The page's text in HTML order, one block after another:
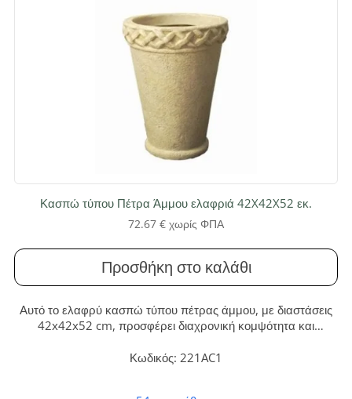
Κασπώ τύπου Πέτρα Άμμου ελαφριά 42X42X52 εκ.
72.67 € χωρίς ΦΠΑ
Προσθήκη στο καλάθι
Αυτό το ελαφρύ κασπώ τύπου πέτρας άμμου, με διαστάσεις
42x42x52 cm, προσφέρει διαχρονική κομψότητα και
χαρίζει φυσική αισθητική σε εσωτερικούς και εξωτερικούς
Κωδικός: 221AC1